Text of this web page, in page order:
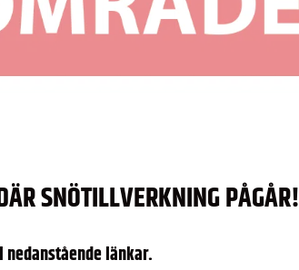
SNÖTILLVERKNING PÅGÅR!
länkar.